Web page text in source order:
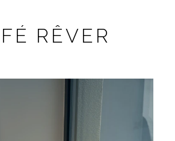
RÊVER